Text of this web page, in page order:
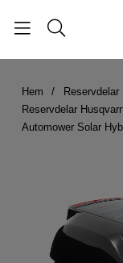
Hem
Reservdelar
Reservdelar
Automower Solar